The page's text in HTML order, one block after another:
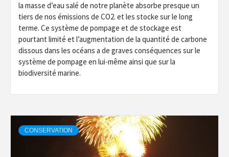
la masse d’eau salé de notre planète absorbe presque un
tiers de nos émissions de CO2. et les stocke sur le long
terme. Ce système de pompage et de stockage est
pourtant limité et l’augmentation de la quantité de carbone
dissous dans les océans a de graves conséquences sur le
système de pompage en lui-même ainsi que sur la
biodiversité marine.
CONSERVATION